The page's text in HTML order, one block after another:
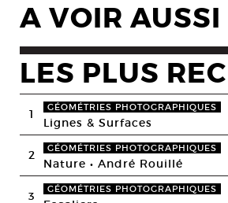
A VOIR AUSSI
LES PLUS
1 GÉOMÉTRIES PHOTOGRAPHIQUES
Lignes & Surfaces
2 GÉOMÉTRIES PHOTOGRAPHIQUES
Nature • André Rouillé
3 GÉOMÉTRIES PHOTOGRAPHIQUES